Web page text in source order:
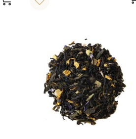
Lägg till i favoriter